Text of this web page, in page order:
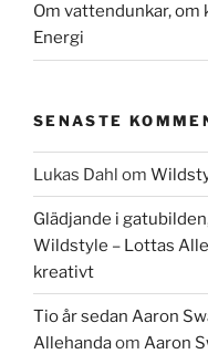
Om vattendunkar,
Energi
SENASTE
Lukas Dahl om
Glädjande i
Wildstyle – Lottas
kreativt
Tio år sedan Aaron
Allehandaom Aaron